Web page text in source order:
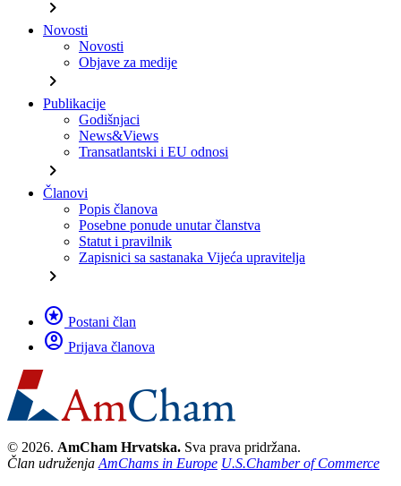
chevron_right
Novosti
Novosti
Objave za medije
chevron_right
Publikacije
Godišnjaci
News&Views
Transatlantski i EU odnosi
chevron_right
Članovi
Popis članova
Posebne ponude unutar članstva
Statut i pravilnik
Zapisnici sa sastanaka Vijeća upravitelja
chevron_right
stars Postani član
account_circle Prijava članova
© 2026. AmCham Hrvatska. Sva prava pridržana.
Član udruženja AmChams in Europe U.S.Chamber of Commerce